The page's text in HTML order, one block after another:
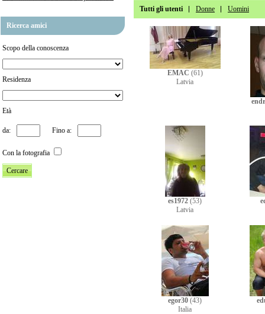
Ricerca amici
Scopo della conoscenza
Residenza
Età
da: Fino a:
Con la fotografia
Tutti gli utenti Donne Uomini
EMAC (61)
Latvia
es1972 (53)
Latvia
egor30 (43)
Italia